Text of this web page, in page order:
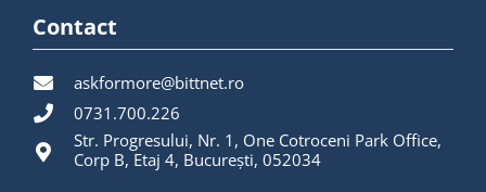
Contact
askformore@bittnet.ro
0731.700.226
Str. Progresului, Nr. 1, One Cotroceni Park Office,
Corp B, Etaj 4, București, 052034